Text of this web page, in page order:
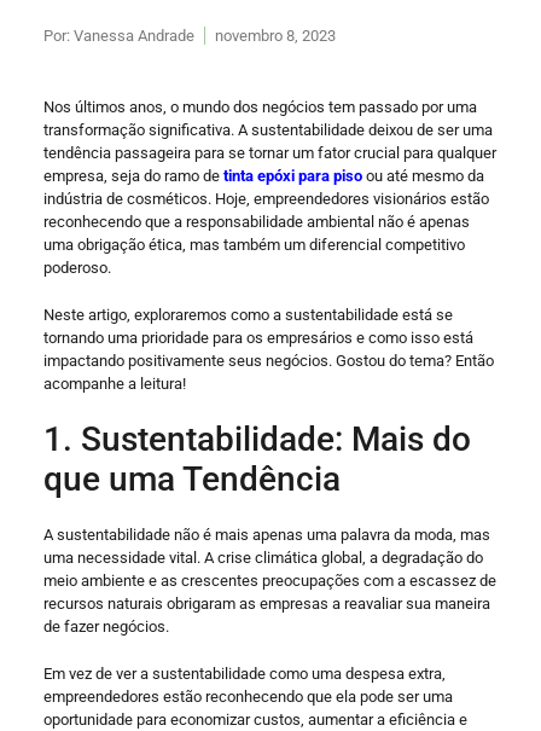
Por: Vanessa Andrade novembro 8, 2023
Nos últimos anos, o mundo dos negócios tem passado por uma
transformação significativa. A sustentabilidade deixou de ser uma
tendência passageira para se tornar um fator crucial para qualquer
empresa, seja do ramo de tinta epóxi para pisoou até mesmo da
indústria de cosméticos. Hoje, empreendedores visionários estão
reconhecendo que a responsabilidade ambiental não é apenas
uma obrigação ética, mas também um diferencial competitivo
poderoso.
Neste artigo, exploraremos como a sustentabilidade está se
tornando uma prioridade para os empresários e como isso está
impactando positivamente seus negócios. Gostou do tema? Então
acompanhe a leitura!
1. Sustentabilidade: Mais do
que uma Tendência
A sustentabilidade não é mais apenas uma palavra da moda, mas
uma necessidade vital. A crise climática global, a degradação do
meio ambiente e as crescentes preocupações com a escassez de
recursos naturais obrigaram as empresas a reavaliar sua maneira
de fazer negócios.
Em vez de ver a sustentabilidade como uma despesa extra,
empreendedores estão reconhecendo que ela pode ser uma
oportunidade para economizar custos, aumentar a eficiência e